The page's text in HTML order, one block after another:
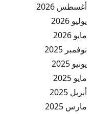
أغسطس 2026
يوليو 2026
مايو 2026
نوفمبر 2025
يونيو 2025
مايو 2025
أبريل 2025
مارس 2025